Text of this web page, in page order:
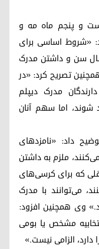
و پنجم ماه مه و
«شروط اساسی برای
سن و داشتن مدرک
تصریح کرد: «در
مدرک دیپلم
شوند، اما سهم آنان
داد: «نامزدهای
ملزم به داشتن
که برای کرسی‌های
می‌توانند با مدرک
وی همچنین افزود:
مشخص یا بومی
الزامی نیست.»